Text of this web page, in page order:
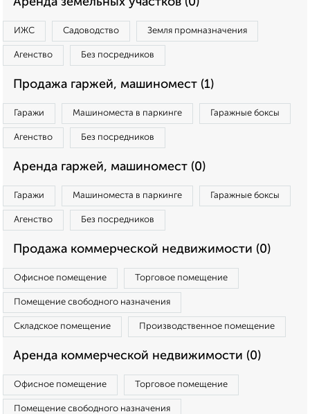
ИЖС Садоводство Земля промназначения
Агенство Без посредников
Продажа гаржей, машиномест (1)
Гаражи Машиноместа в паркинге Гаражные боксы
Агенство Без посредников
Аренда гаржей, машиномест (0)
Гаражи Машиноместа в паркинге Гаражные боксы
Агенство Без посредников
Продажа коммерческой недвижимости (0)
Офисное помещение Торговое помещение
Помещение свободного назначения
Складское помещение Производственное помещение
Аренда коммерческой недвижимости (0)
Офисное помещение Торговое помещение
Помещение свободного назначения